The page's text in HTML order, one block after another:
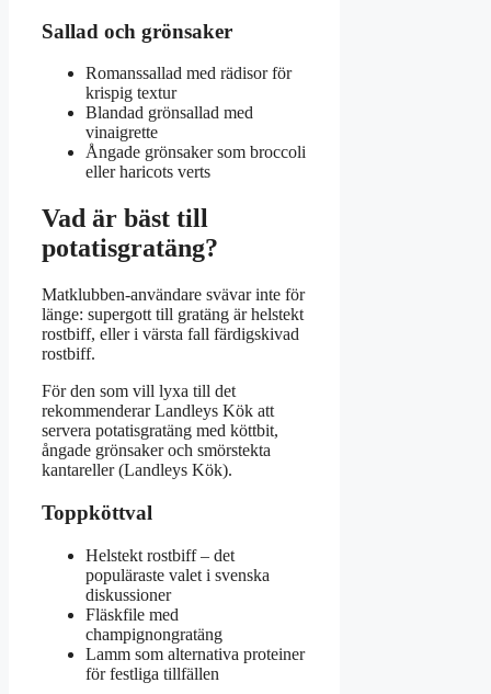
Sallad och grönsaker
Romanssallad med rädisor för
krispig textur
Blandad grönsallad med
vinaigrette
Ångade grönsaker som broccoli
eller haricots verts
Vad är bäst till
potatisgratäng?
Matklubben-användare svävar inte för
länge: supergott till gratäng är helstekt
rostbiff, eller i värsta fall färdigskivad
rostbiff.
För den som vill lyxa till det
rekommenderar Landleys Kök att
servera potatisgratäng med köttbit,
ångade grönsaker och smörstekta
kantareller (Landleys Kök).
Toppköttval
Helstekt rostbiff – det
populäraste valet i svenska
diskussioner
Fläskfile med
champignongratäng
Lamm som alternativa proteiner
för festliga tillfällen